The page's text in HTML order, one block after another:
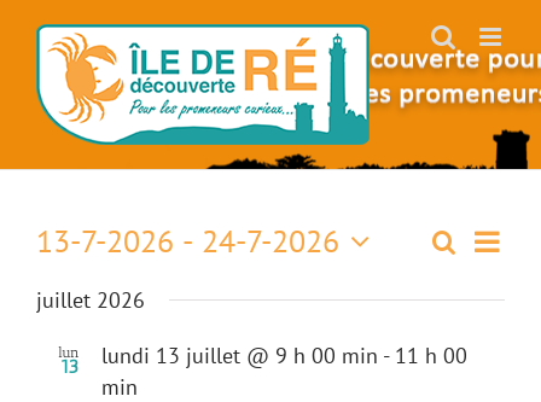
et
Recherche
Liste
13-7-2026 - 24-7-2026
une
date.
juillet 2026
lun
13 lundi 13 juillet @ 9 h 00 min - 11 h 00
min